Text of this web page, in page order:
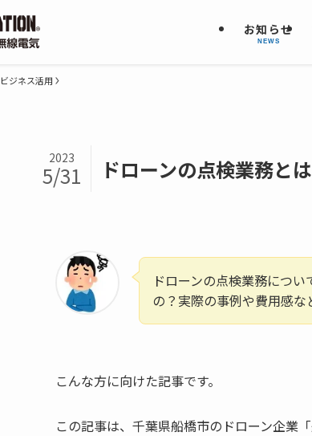
お知らせ
NEWS
ビジネス活用
ドローンの点検業務と
2023
5/31
ドローンの点検業務につ
の？実際の事例や費用感な
こんな方に向けた記事です。
この記事は、千葉県船橋市のドローン企業